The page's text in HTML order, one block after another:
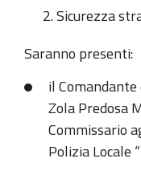
Sicurezza
Saranno presenti:
il
Zola Predosa
Commissario
Polizia Locale